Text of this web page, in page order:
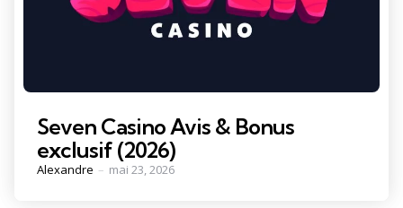
Seven Casino Avis & Bonus
exclusif (2026)
Posted
Alexandre mai 23, 2026